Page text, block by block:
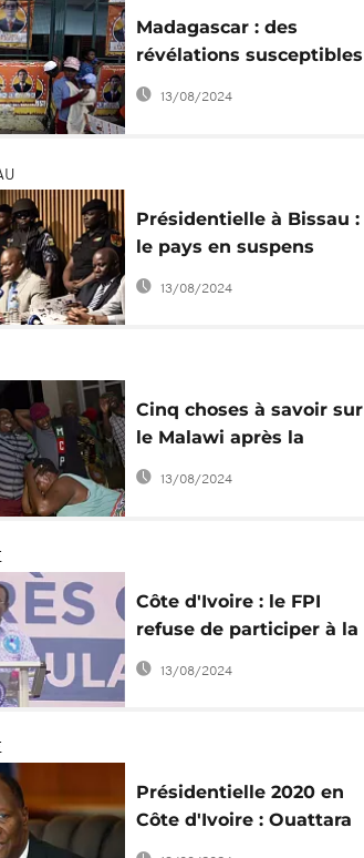
Madagascar : des
révélations susceptibles
de compromettre la
"crédibilité" de la
13/08/2024
Présidentielle à Bissau :
le pays en suspens
avant l'investiture du
candidat déclaré élu
13/08/2024
Cinq choses à savoir sur
le Malawi après la
présidentielle annulée
13/08/2024
Côte d'Ivoire : le FPI
refuse de participer à la
nouvelle commission
électorale
13/08/2024
Présidentielle 2020 en
Côte d'Ivoire : Ouattara
maintient le suspense